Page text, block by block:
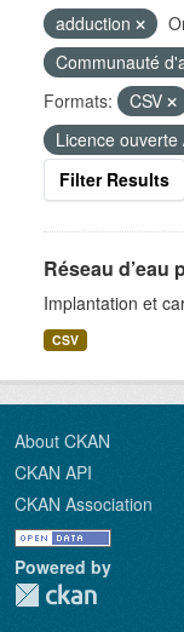
adduction
Communauté
Formats:
CSV
Licence
Filter Results
Réseau d’eau
Implantation et
CSV
About CKAN
CKAN API
CKAN Association
Powered by